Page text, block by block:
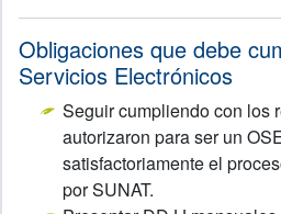
Obligaciones que debe
Servicios Electrónicos
Seguir cumpliendo con los
autorizaron para ser un
satisfactoriamente el
por SUNAT.